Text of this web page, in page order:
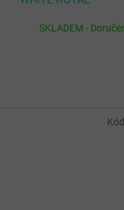
SKLADEM -